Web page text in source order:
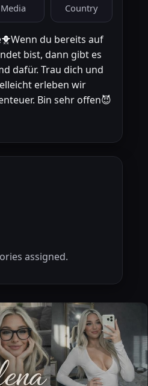
Media Country
du bereits auf
bist, dann gibt es
dafür. Trau dich und
erleben wir
Bin sehr offen😈​
assigned.